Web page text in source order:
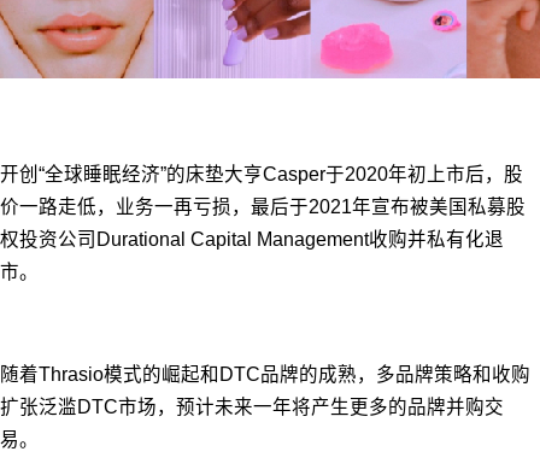
开创“全球睡眠经济”的床垫大亨Casper于2020年初上市后，股
价一路走低，业务一再亏损，最后于2021年宣布被美国私募股
权投资公司Durational Capital Management收购并私有化退
市。
随着Thrasio模式的崛起和DTC品牌的成熟，多品牌策略和收购
扩张泛滥DTC市场，预计未来一年将产生更多的品牌并购交
易。